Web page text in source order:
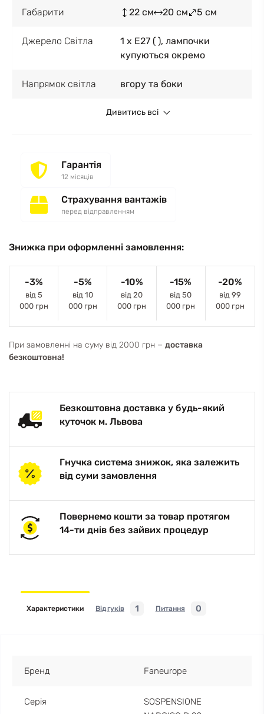
Габарити 22 см 20 см 5 см
Джерело Світла
1 x E27 ( ), лампочки
купуються окремо
Напрямок світла вгору та боки
Дивитись всі
Гарантія
12 місяців
Страхування вантажів
перед відправленням
Знижка при оформленні замовлення:
-3%
від 5
000 грн
-5%
від 10
000 грн
-10%
від 20
000 грн
-15%
від 50
000 грн
-20%
від 99
000 грн
При замовленні на суму від 2000 грн − доставка
безкоштовна!
Безкоштовна доставка у будь-який
куточок м. Львова
Гнучка система знижок, яка залежить
від суми замовлення
Повернемо кошти за товар протягом
14-ти днів без зайвих процедур
Характеристики Відгуків 1 Питання 0
Бренд Faneurope
Серія
SOSPENSIONE